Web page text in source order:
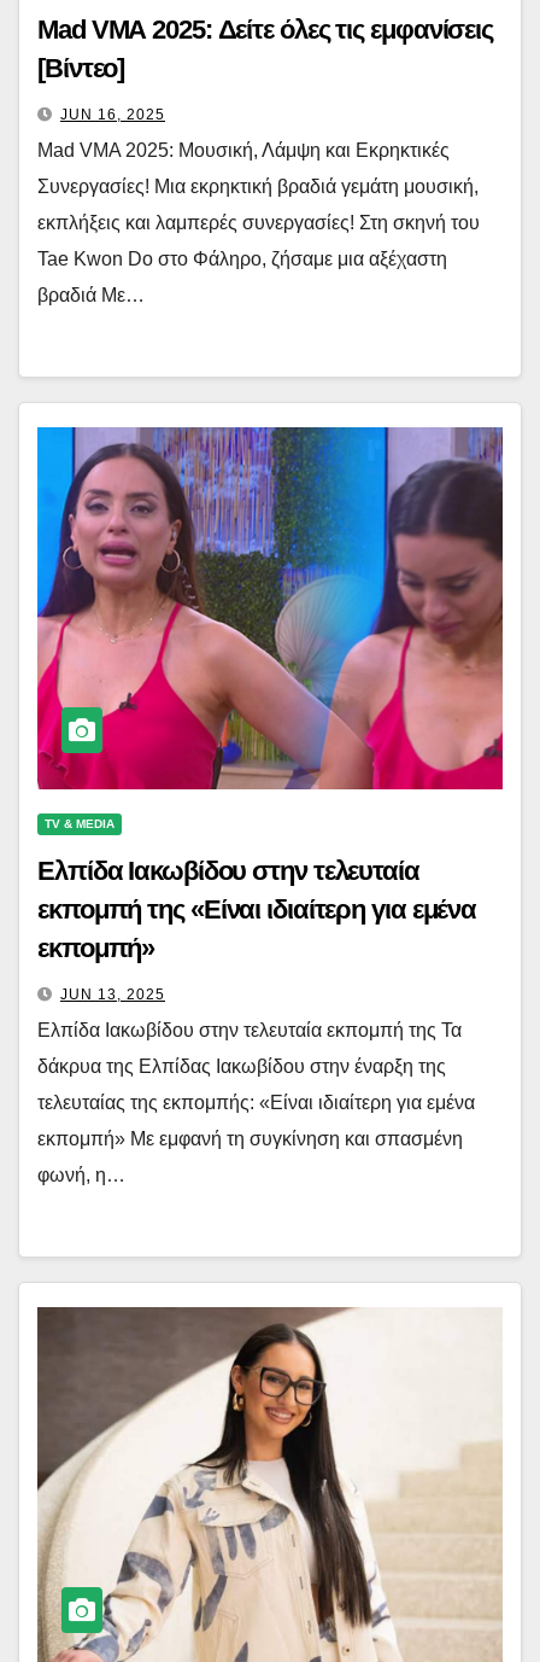
Mad VMA 2025: Δείτε όλες τις εμφανίσεις
[Βίντεο]
JUN 16, 2025
Mad VMA 2025: Μουσική, Λάμψη και Εκρηκτικές
Συνεργασίες! Μια εκρηκτική βραδιά γεμάτη μουσική,
εκπλήξεις και λαμπερές συνεργασίες! Στη σκηνή του
Tae Kwon Do στο Φάληρο, ζήσαμε μια αξέχαστη
βραδιά Με…
TV & MEDIA
Ελπίδα Ιακωβίδου στην τελευταία
εκπομπή της «Είναι ιδιαίτερη για εμένα
εκπομπή»
JUN 13, 2025
Ελπίδα Ιακωβίδου στην τελευταία εκπομπή της Τα
δάκρυα της Ελπίδας Ιακωβίδου στην έναρξη της
τελευταίας της εκπομπής: «Είναι ιδιαίτερη για εμένα
εκπομπή» Με εμφανή τη συγκίνηση και σπασμένη
φωνή, η…